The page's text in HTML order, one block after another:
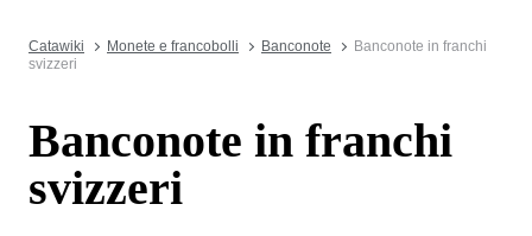
Catawiki Monete e francobolli Banconote
Banconote in franchi
svizzeri
Banconote in franchi
svizzeri